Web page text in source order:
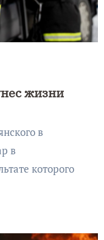
жизни
в
которого